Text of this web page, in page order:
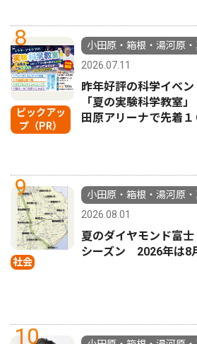
8
ピックアッ
プ（PR）
小田原・箱根・湯河原
2026.07.11
昨年好評の科学イベ
「夏の実験科学教室
田原アリーナで先着１
9
社会
小田原・箱根・湯河原
2026.08.01
夏のダイヤモンド富
シーズン 2026年は8
10